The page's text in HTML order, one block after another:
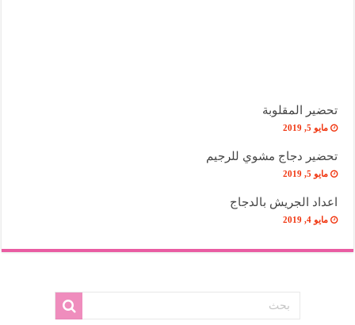
تحضير المقلوبة
مايو 5, 2019
تحضير دجاج مشوي للرجيم
مايو 5, 2019
اعداد الجريش بالدجاج
مايو 4, 2019